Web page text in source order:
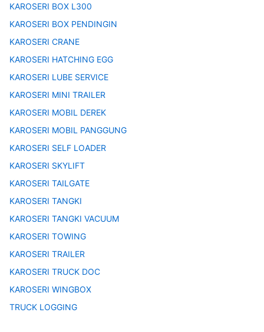
KAROSERI BOX L300
KAROSERI BOX PENDINGIN
KAROSERI CRANE
KAROSERI HATCHING EGG
KAROSERI LUBE SERVICE
KAROSERI MINI TRAILER
KAROSERI MOBIL DEREK
KAROSERI MOBIL PANGGUNG
KAROSERI SELF LOADER
KAROSERI SKYLIFT
KAROSERI TAILGATE
KAROSERI TANGKI
KAROSERI TANGKI VACUUM
KAROSERI TOWING
KAROSERI TRAILER
KAROSERI TRUCK DOC
KAROSERI WINGBOX
TRUCK LOGGING